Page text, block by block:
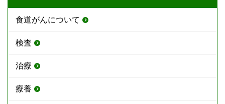
食道がんについて
検査
治療
療養